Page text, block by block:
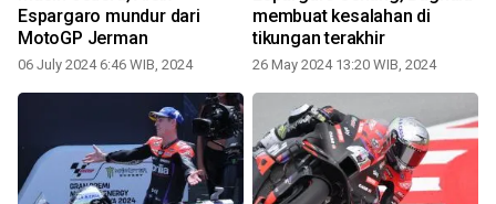
Espargaro mundur dari
MotoGP Jerman
06 July 2024 6:46 WIB, 2024
membuat kesalahan di
tikungan terakhir
26 May 2024 13:20 WIB, 2024